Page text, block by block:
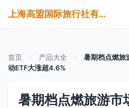
上海高盟国际旅行社有限公司
首页 产品大全
暑期档点燃旅
动ETF大涨超4.6%
暑期档点燃旅游市